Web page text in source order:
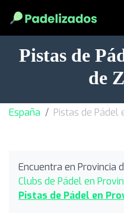
Pistas de
de
España Pistas de Pádel
Encuentra en Provincia
Clubs de Pádel en
Pistas de Pádel en